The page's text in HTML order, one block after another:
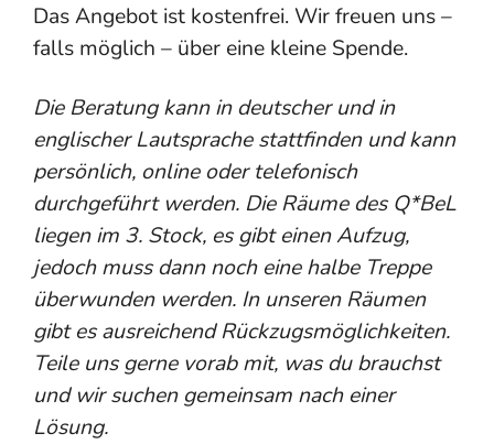
Das Angebot ist kostenfrei. Wir freuen uns –
falls möglich – über eine kleine Spende.
Die Beratung kann in deutscher und in
englischer Lautsprache stattfinden und kann
persönlich, online oder telefonisch
durchgeführt werden. Die Räume des Q*BeL
liegen im 3. Stock, es gibt einen Aufzug,
jedoch muss dann noch eine halbe Treppe
überwunden werden. In unseren Räumen
gibt es ausreichend Rückzugsmöglichkeiten.
Teile uns gerne vorab mit, was du brauchst
und wir suchen gemeinsam nach einer
Lösung.